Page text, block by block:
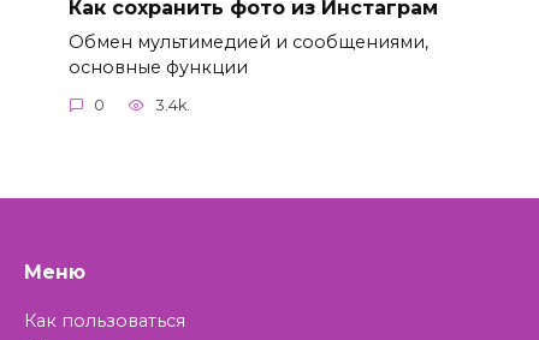
Как сохранить фото из Инстаграм
Обмен мультимедией и сообщениями,
основные функции
0 3.4k.
Меню
Как пользоваться